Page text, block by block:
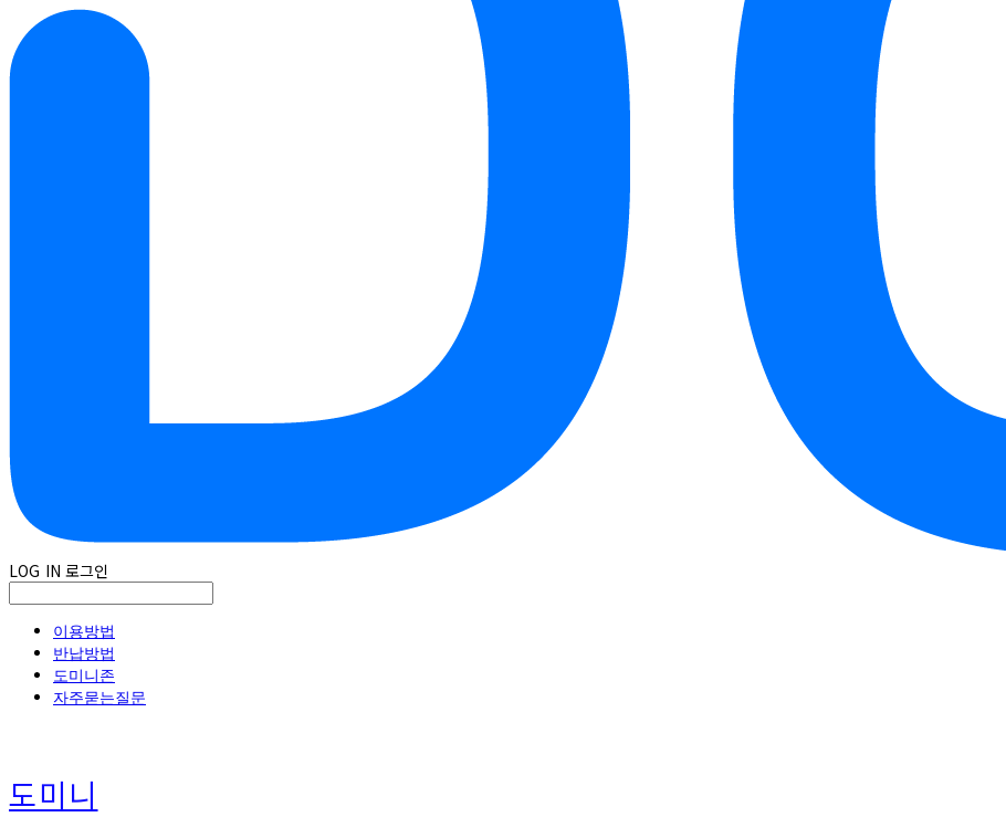
LOG IN 로그인
이용방법
반납방법
도미니존
자주묻는질문
도미니